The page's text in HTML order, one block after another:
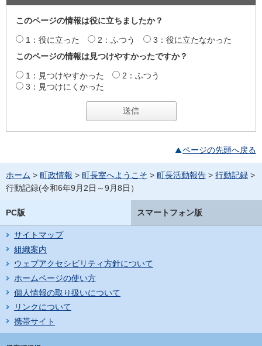
このページの情報は役に立ちましたか？
1：役に立った 2：ふつう
3：役に立たなかった
このページの情報は見つけやすかったですか？
1：見つけやすかった
2：ふつう
3：見つけにくかった
ページの先頭へ戻る
ホーム > 町政情報 > 町長室へようこそ > 町長活動報告 > 行動記録 >
行動記録(令和6年9月2日～9月8日）
PC版 スマートフォン版
サイトマップ
組織案内
ウェブアクセシビリティ方針について
ホームページの使い方
個人情報の取り扱いについて
リンクについて
携帯サイト